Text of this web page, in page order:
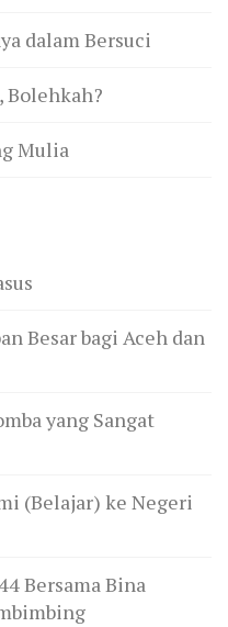
dalam Bersuci
Bolehkah?
Mulia
Besar bagi Aceh dan
yang Sangat
(Belajar) ke Negeri
Bersama Bina